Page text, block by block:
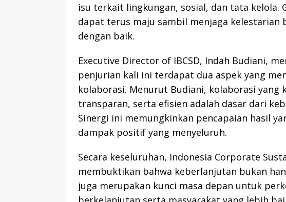
isu terkait lingkungan, sosial, dan tata kelola.
dapat terus maju sambil menjaga kelestarian
dengan baik.
Executive Director of IBCSD, Indah Budiani,
penjurian kali ini terdapat dua aspek yang
kolaborasi. Menurut Budiani, kolaborasi yang
transparan, serta efisien adalah dasar dari
Sinergi ini memungkinkan pencapaian hasil
dampak positif yang menyeluruh.
Secara keseluruhan, Indonesia Corporate
membuktikan bahwa keberlanjutan bukan
juga merupakan kunci masa depan untuk